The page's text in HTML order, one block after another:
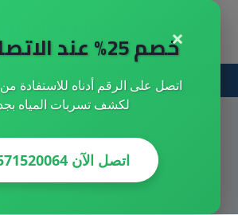
×
خصم 25% عند الاتصال الآن!
اتصل على الرقم أدناه
لكشف تسربات المياه
اتصل الآن 0571520064
التجاوز
احصل علي خصم خاص الان